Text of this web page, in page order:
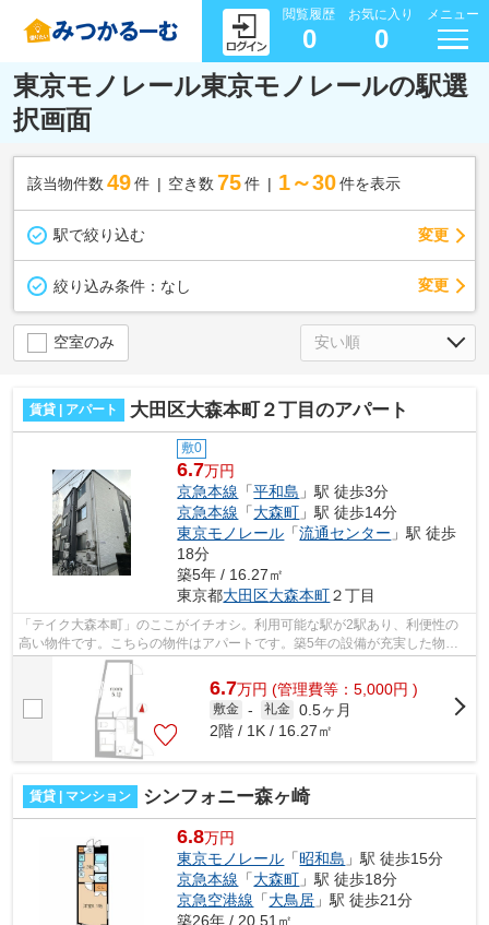
閲覧履歴
0
お気に入り
0
メニュー
東京モノレール東京モノレールの駅選
択画面
該当物件数 49件 空き数 75 件 1～30 件を表示
駅で絞り込む 変更
絞り込み条件： なし 変更
空室のみ
賃貸 | アパート 大田区大森本町２丁目のアパート
敷0
6.7万円
京急本線 「平和島 」駅 徒歩3分
京急本線 「大森町 」駅 徒歩14分
東京モノレール 「流通センター 」駅 徒歩
18分
築5年 / 16.27㎡
東京都大田区大森本町２丁目
「テイク大森本町」のここがイチオシ。利用可能な駅が2駅あり、利便性の
高い物件です。こちらの物件はアパートです。築5年の設備が充実した物件
となっています。できるだけ早めに不動...
6.7万円 (管理費等：5,000円 )
敷金 - 礼金 0.5ヶ月
2階 / 1K / 16.27㎡
賃貸 | マンション シンフォニー森ヶ崎
6.8万円
東京モノレール 「昭和島 」駅 徒歩15分
京急本線 「大森町 」駅 徒歩18分
京急空港線 「大鳥居 」駅 徒歩21分
築26年 / 20.51㎡